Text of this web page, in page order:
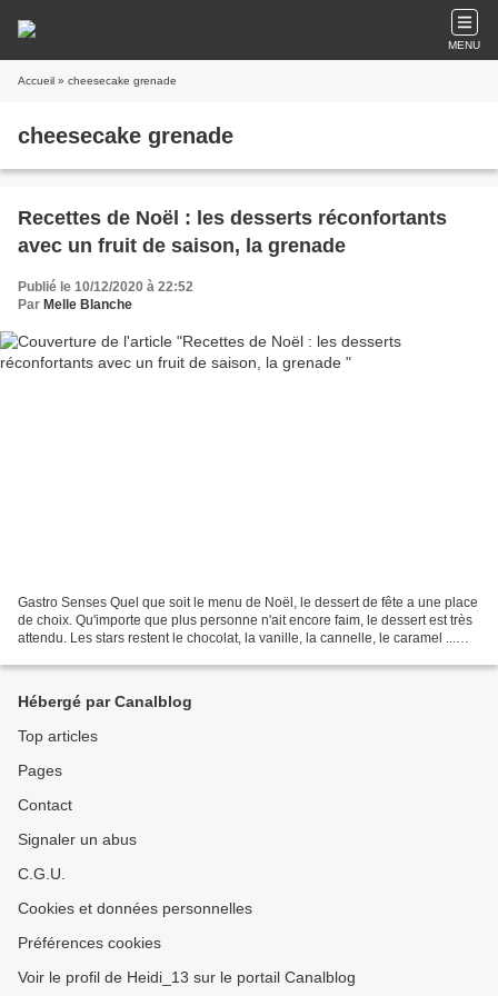
MENU
Accueil » cheesecake grenade
cheesecake grenade
Recettes de Noël : les desserts réconfortants
avec un fruit de saison, la grenade
Publié le 10/12/2020 à 22:52
Par Melle Blanche
Gastro Senses Quel que soit le menu de Noël, le dessert de fête a une place
de choix. Qu'importe que plus personne n'ait encore faim, le dessert est très
attendu. Les stars restent le chocolat, la vanille, la cannelle, le caramel ...
Hébergé par Canalblog
Top articles
Pages
Contact
Signaler un abus
C.G.U.
Cookies et données personnelles
Préférences cookies
Voir le profil de Heidi_13 sur le portail Canalblog